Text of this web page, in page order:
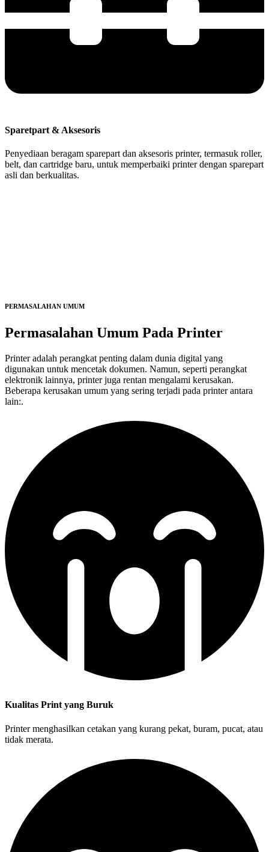
Sparetpart & Aksesoris
Penyediaan beragam sparepart dan aksesoris printer, termasuk roller,
belt, dan cartridge baru, untuk memperbaiki printer dengan sparepart
asli dan berkualitas.
PERMASALAHAN UMUM
Permasalahan Umum Pada Printer
Printer adalah perangkat penting dalam dunia digital yang
digunakan untuk mencetak dokumen. Namun, seperti perangkat
elektronik lainnya, printer juga rentan mengalami kerusakan.
Beberapa kerusakan umum yang sering terjadi pada printer antara
lain:.
Kualitas Print yang Buruk
Printer menghasilkan cetakan yang kurang pekat, buram, pucat, atau
tidak merata.